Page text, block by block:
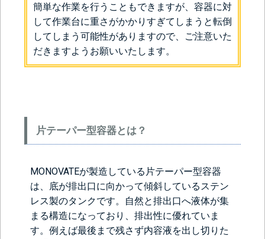
簡単な作業を行うこともできますが、容器に対
して作業台に重さがかかりすぎてしまうと転倒
してしまう可能性がありますので、ご注意いた
だきますようお願いいたします。
片テーパー型容器とは？
MONOVATEが製造している片テーパー型容器
は、底が排出口に向かって傾斜しているステン
レス製のタンクです。自然と排出口へ液体が集
まる構造になっており、排出性に優れていま
す。例えば最後まで残さず内容液を出し切りた